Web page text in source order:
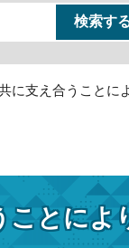
に支え合うことに
ことに